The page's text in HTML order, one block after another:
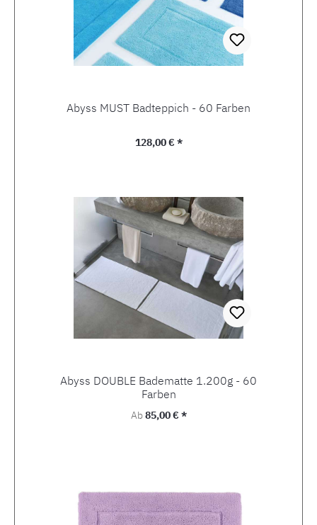
Abyss MUST Badteppich - 60 Farben
Regulärer Preis:
128,00 € *
Abyss DOUBLE Badematte 1.200g - 60
Farben
Regulärer Preis:
Ab85,00 € *